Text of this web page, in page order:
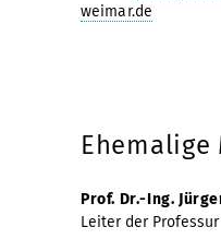
weimar.de
Prof. Dr.-Ing.
Leiter der Professur